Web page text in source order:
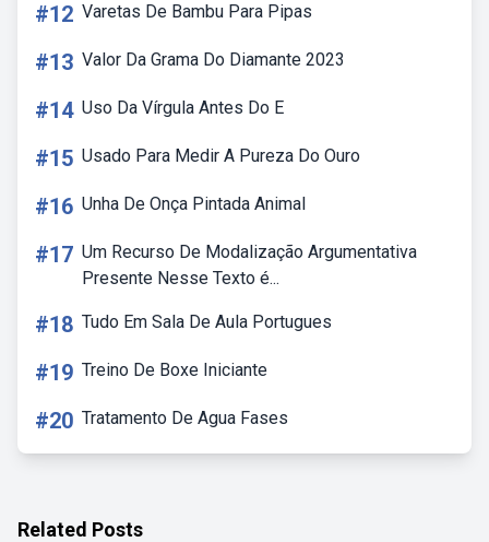
#12 Varetas De Bambu Para Pipas
#13 Valor Da Grama Do Diamante 2023
#14 Uso Da Vírgula Antes Do E
#15 Usado Para Medir A Pureza Do Ouro
#16 Unha De Onça Pintada Animal
#17 Um Recurso De Modalização Argumentativa
Presente Nesse Texto é...
#18 Tudo Em Sala De Aula Portugues
#19 Treino De Boxe Iniciante
#20 Tratamento De Agua Fases
Related Posts